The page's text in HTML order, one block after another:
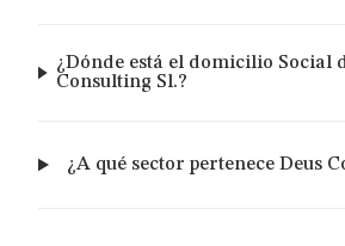
¿Dónde está el domicilio Social
Consulting Sl.?
¿A qué sector pertenece Deus